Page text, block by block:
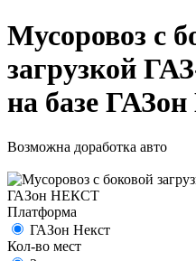
Мусоровоз с
загрузкой
на базе
Возможна доработка авто
Платформа
ГАЗон Некст
Кол-во мест